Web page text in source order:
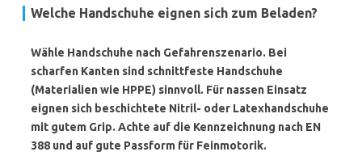
Welche Handschuhe eignen sich zum Beladen?
Wähle Handschuhe nach Gefahrenszenario. Bei
scharfen Kanten sind schnittfeste Handschuhe
(Materialien wie HPPE) sinnvoll. Für nassen Einsatz
eignen sich beschichtete Nitril- oder Latexhandschuhe
mit gutem Grip. Achte auf die Kennzeichnung nach EN
388 und auf gute Passform für Feinmotorik.